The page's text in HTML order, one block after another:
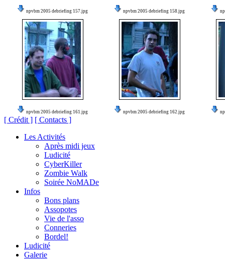
npvbm 2005 debriefing 157.jpg npvbm 2005 debriefing 158.jpg
npvbm 2005 debriefing 161.jpg npvbm 2005 debriefing 162.jpg
[ Crédit ] [ Contacts ]
Les Activités
Après midi jeux
Ludicité
CyberKiller
Zombie Walk
Soirée NoMADe
Infos
Bons plans
Assopotes
Vie de l'asso
Conneries
Bordel!
Ludicité
Galerie